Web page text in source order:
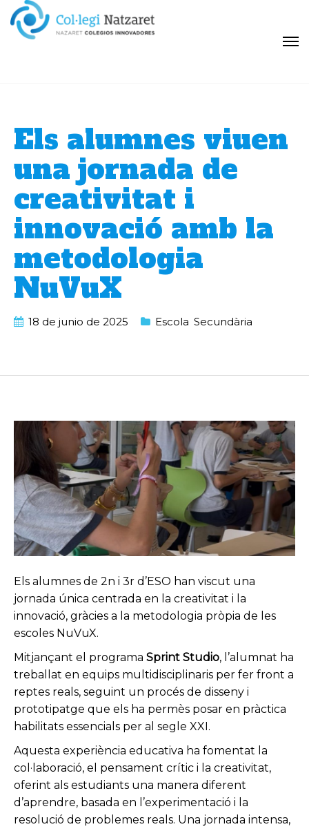
Els alumnes viuen
una jornada de
creativitat i
innovació amb la
metodologia
NuVuX
18 de junio de 2025 Escola Secundària
Els alumnes de 2n i 3r d’ESO han viscut una
jornada única centrada en la creativitat i la
innovació, gràcies a la metodologia pròpia de les
escoles NuVuX.
Mitjançant el programa Sprint Studio, l’alumnat ha
treballat en equips multidisciplinaris per fer front a
reptes reals, seguint un procés de disseny i
prototipatge que els ha permès posar en pràctica
habilitats essencials per al segle XXI.
Aquesta experiència educativa ha fomentat la
col·laboració, el pensament crític i la creativitat,
oferint als estudiants una manera diferent
d’aprendre, basada en l’experimentació i la
resolució de problemes reals. Una jornada intensa,